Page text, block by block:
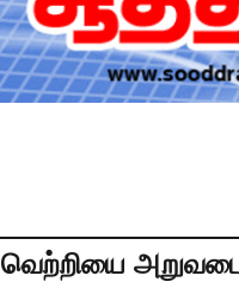
வெற்றியை